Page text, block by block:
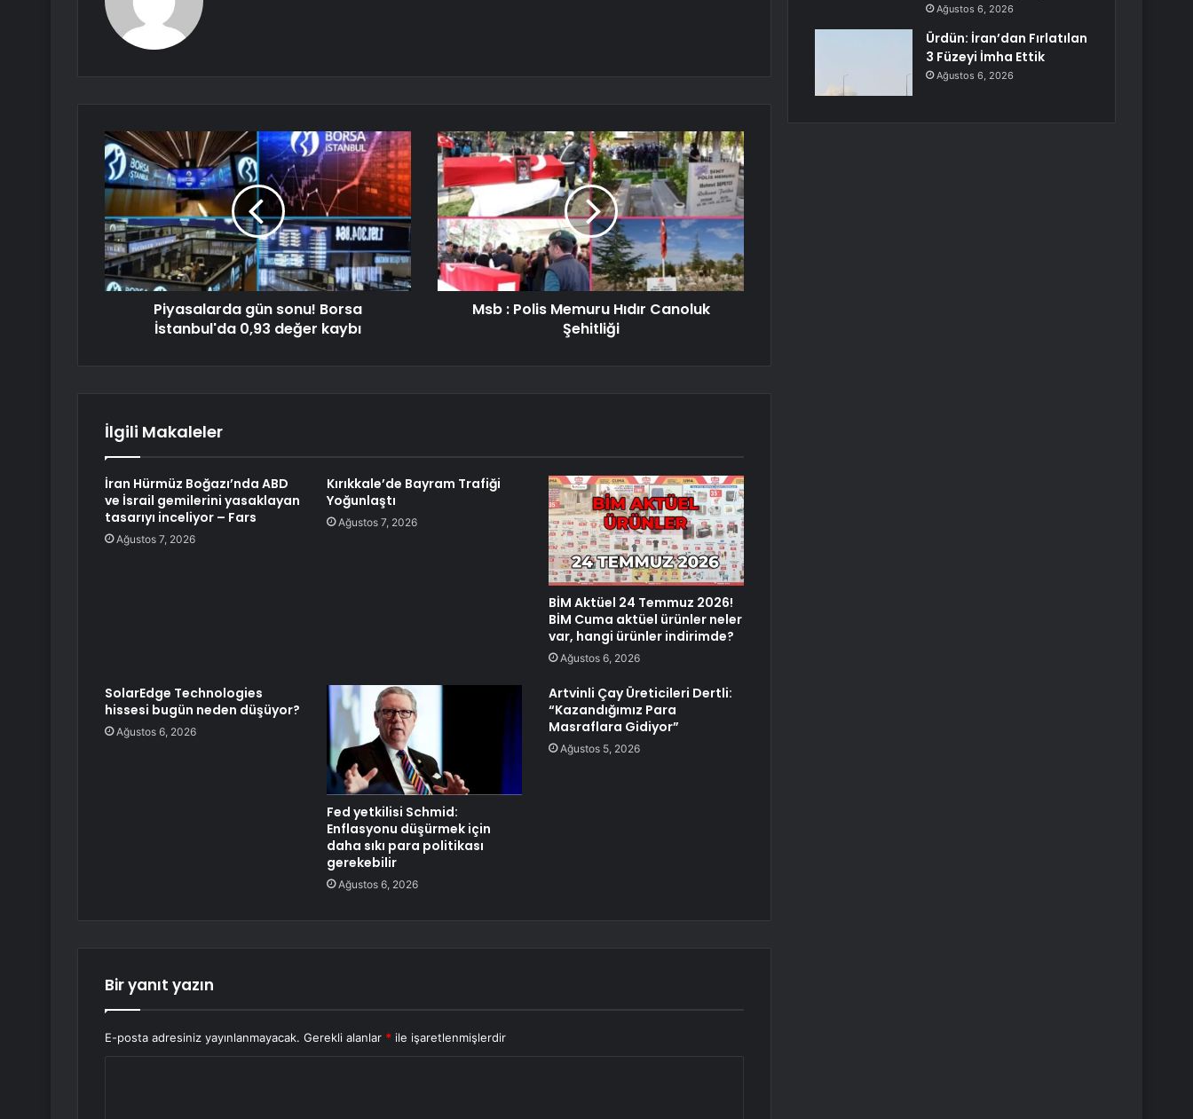
Piyasalarda gün sonu! Borsa
İstanbul'da 0,93 değer kaybı
Msb : Polis Memuru Hıdır Canoluk
Şehitliği
İlgili Makaleler
İran Hürmüz Boğazı’nda ABD
ve İsrail gemilerini yasaklayan
tasarıyı inceliyor – Fars
Ağustos 7, 2026
Kırıkkale’de Bayram Trafiği
Yoğunlaştı
Ağustos 7, 2026
BİM Aktüel 24 Temmuz 2026!
BİM Cuma aktüel ürünler neler
var, hangi ürünler indirimde?
Ağustos 6, 2026
SolarEdge Technologies
hissesi bugün neden düşüyor?
Ağustos 6, 2026
Fed yetkilisi Schmid:
Enflasyonu düşürmek için
daha sıkı para politikası
gerekebilir
Ağustos 6, 2026
Artvinli Çay Üreticileri Dertli:
“Kazandığımız Para
Masraflara Gidiyor”
Ağustos 5, 2026
Bir yanıt yazın
E-posta adresiniz yayınlanmayacak. Gerekli alanlar * ile işaretlenmişlerdir
Ağustos 6, 2026
Ürdün: İran’dan Fırlatılan
3 Füzeyi İmha Ettik
Ağustos 6, 2026